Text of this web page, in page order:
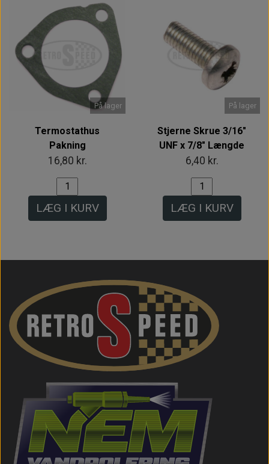
På lager
Termostathus
Pakning
16,80 kr.
LÆG I KURV
På lager
Stjerne Skrue 3/16"
UNF x 7/8" Længde
6,40 kr.
LÆG I KURV